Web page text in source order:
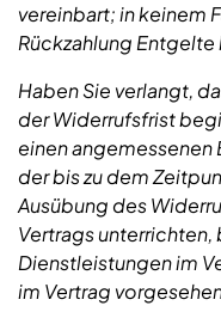
vereinbart; in keinem
Rückzahlung
Haben Sie verlangt,
der Widerrufsfrist
einen angemessenen
der bis zu dem
Ausübung des
Vertrags
Dienstleistungen im
im Vertrag